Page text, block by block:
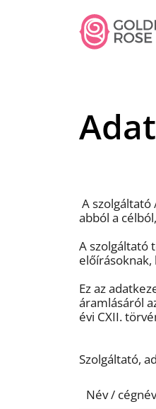
A
abból a
A szolgáltató
előírásoknak,
Ez az
áramlásáról
évi CXII.
Szolgáltató,
Név /